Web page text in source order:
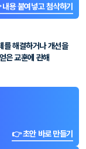
용 붙여넣고 첨삭하기
를 해결하거나 개선을
은 교훈에 관해
👉 초안 바로 만들기